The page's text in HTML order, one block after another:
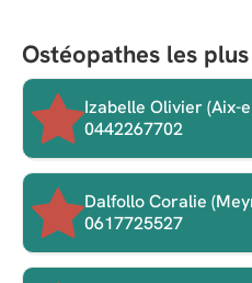
Ostéopathes les
Izabelle Olivier (Aix-
0442267702
Dalfollo Coralie
0617725527